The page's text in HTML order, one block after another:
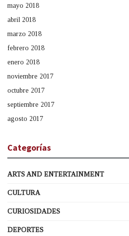
mayo 2018
abril 2018
marzo 2018
febrero 2018
enero 2018
noviembre 2017
octubre 2017
septiembre 2017
agosto 2017
Categorías
ARTS AND ENTERTAINMENT
CULTURA
CURIOSIDADES
DEPORTES